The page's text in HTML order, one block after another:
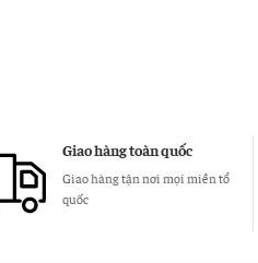
Giao hàng toàn quốc
Giao hàng tận nơi mọi miền tổ
quốc